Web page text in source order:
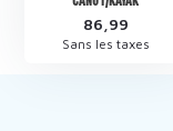
86,99
Sans les taxes